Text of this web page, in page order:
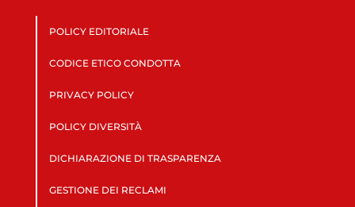
POLICY EDITORIALE
CODICE ETICO CONDOTTA
PRIVACY POLICY
POLICY DIVERSITÀ
DICHIARAZIONE DI TRASPARENZA
GESTIONE DEI RECLAMI